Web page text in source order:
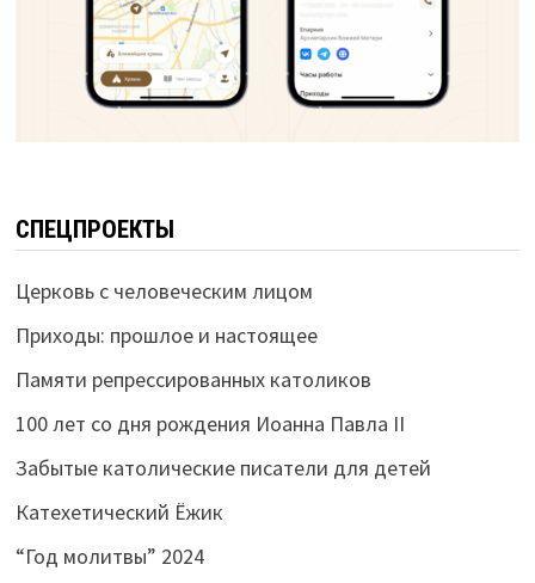
СПЕЦПРОЕКТЫ
Церковь с человеческим лицом
Приходы: прошлое и настоящее
Памяти репрессированных католиков
100 лет со дня рождения Иоанна Павла II
Забытые католические писатели для детей
Катехетический Ёжик
“Год молитвы” 2024